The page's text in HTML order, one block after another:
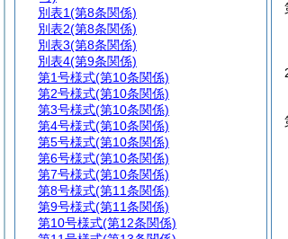
別表1(第8条関係)
別表2(第8条関係)
別表3(第8条関係)
別表4(第9条関係)
第1号様式(第10条関係)
第2号様式(第10条関係)
第3号様式(第10条関係)
第4号様式(第10条関係)
第5号様式(第10条関係)
第6号様式(第10条関係)
第7号様式(第10条関係)
第8号様式(第11条関係)
第9号様式(第11条関係)
第10号様式(第12条関係)